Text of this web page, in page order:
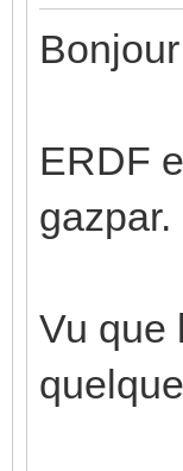
ERDF
gazpar.
Vu que